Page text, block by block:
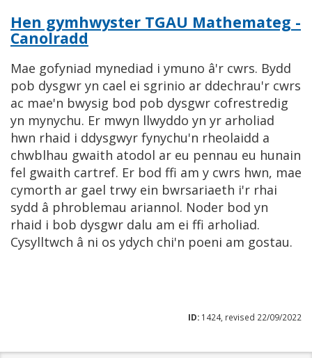
Hen gymhwyster TGAU Mathemateg -
Canolradd
Mae gofyniad mynediad i ymuno â'r cwrs. Bydd
pob dysgwr yn cael ei sgrinio ar ddechrau'r cwrs
ac mae'n bwysig bod pob dysgwr cofrestredig
yn mynychu. Er mwyn llwyddo yn yr arholiad
hwn rhaid i ddysgwyr fynychu'n rheolaidd a
chwblhau gwaith atodol ar eu pennau eu hunain
fel gwaith cartref. Er bod ffi am y cwrs hwn, mae
cymorth ar gael trwy ein bwrsariaeth i'r rhai
sydd â phroblemau ariannol. Noder bod yn
rhaid i bob dysgwr dalu am ei ffi arholiad.
Cysylltwch â ni os ydych chi'n poeni am gostau.
ID: 1424, revised 22/09/2022